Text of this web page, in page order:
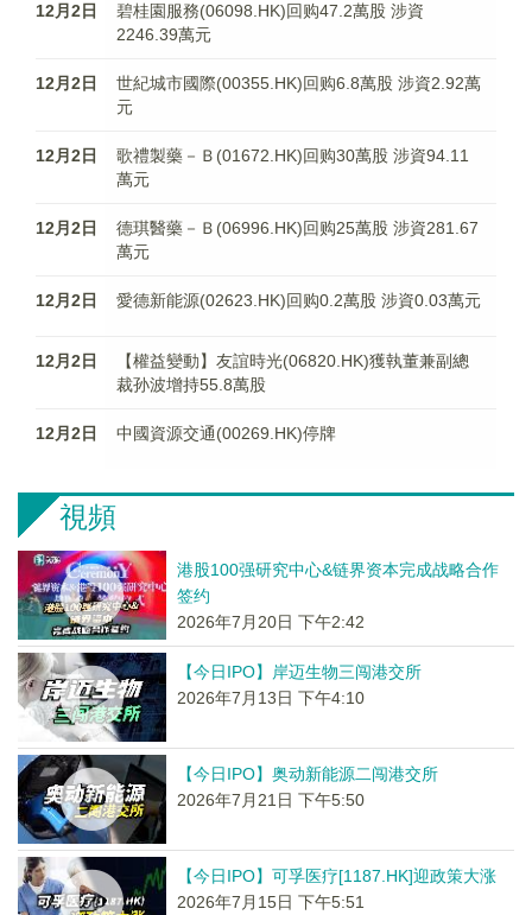
12月2日
碧桂園服務(06098.HK)回购47.2萬股 涉資
2246.39萬元
12月2日
世紀城市國際(00355.HK)回购6.8萬股 涉資2.92萬
元
12月2日
歌禮製藥－Ｂ(01672.HK)回购30萬股 涉資94.11
萬元
12月2日
德琪醫藥－Ｂ(06996.HK)回购25萬股 涉資281.67
萬元
12月2日 愛德新能源(02623.HK)回购0.2萬股 涉資0.03萬元
12月2日
【權益變動】友誼時光(06820.HK)獲執董兼副總
裁孙波增持55.8萬股
12月2日 中國資源交通(00269.HK)停牌
視頻
港股100强研究中心&链界资本完成战略合作
签约
2026年7月20日 下午2:42
【今日IPO】岸迈生物三闯港交所
2026年7月13日 下午4:10
【今日IPO】奥动新能源二闯港交所
2026年7月21日 下午5:50
【今日IPO】可孚医疗[1187.HK]迎政策大涨
2026年7月15日 下午5:51